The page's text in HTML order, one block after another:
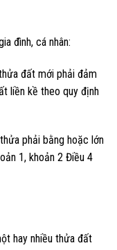
đình, cá nhân:
đất mới phải đảm
liền kề theo quy định
phải bằng hoặc lớn
1, khoản 2 Điều 4
hay nhiều thửa đất